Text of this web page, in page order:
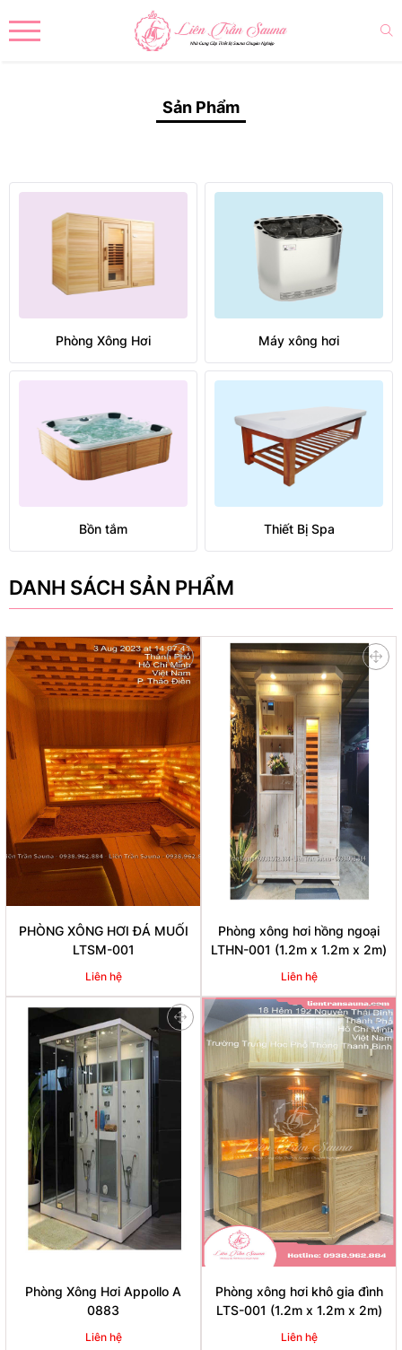
Sản Phẩm
Phòng Xông Hơi Máy xông hơi
Bồn tắm Thiết Bị Spa
DANH SÁCH SẢN PHẨM
PHÒNG XÔNG HƠI ĐÁ MUỐI
LTSM-001
Liên hệ
Phòng xông hơi hồng ngoại
LTHN-001 (1.2m x 1.2m x 2m)
Liên hệ
Phòng Xông Hơi Appollo A
0883
Liên hệ
Phòng xông hơi khô gia đình
LTS-001 (1.2m x 1.2m x 2m)
Liên hệ